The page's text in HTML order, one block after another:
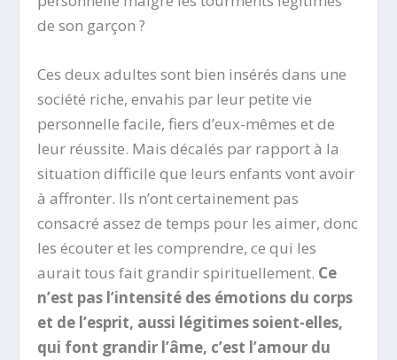
de son garçon ?
Ces deux adultes sont bien insérés dans une
société riche, envahis par leur petite vie
personnelle facile, fiers d’eux-mêmes et de
leur réussite. Mais décalés par rapport à la
situation difficile que leurs enfants vont avoir
à affronter. Ils n’ont certainement pas
consacré assez de temps pour les aimer, donc
les écouter et les comprendre, ce qui les
aurait tous fait grandir spirituellement. Ce
n’est pas l’intensité des émotions du corps
et de l’esprit, aussi légitimes soient-elles,
qui font grandir l’âme, c’est l’amour du